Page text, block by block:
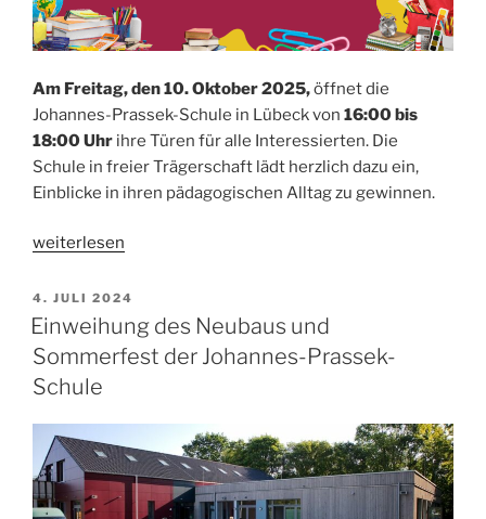
Am Freitag, den 10. Oktober 2025,öffnet die
Johannes-Prassek-Schule in Lübeck von 16:00 bis
18:00 Uhr ihre Türen für alle Interessierten. Die
Schule in freier Trägerschaft lädt herzlich dazu ein,
Einblicke in ihren pädagogischen Alltag zu gewinnen.
„Johannes-
Schule
lädt
ein!“
weiterlesen
VERÖFFENTLICHT
AM
4. JULI 2024
Einweihung des Neubaus und
Sommerfest der Johannes-Prassek-
Schule